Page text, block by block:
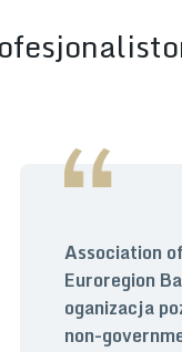
Association
Euroregion
oganizacja
non-